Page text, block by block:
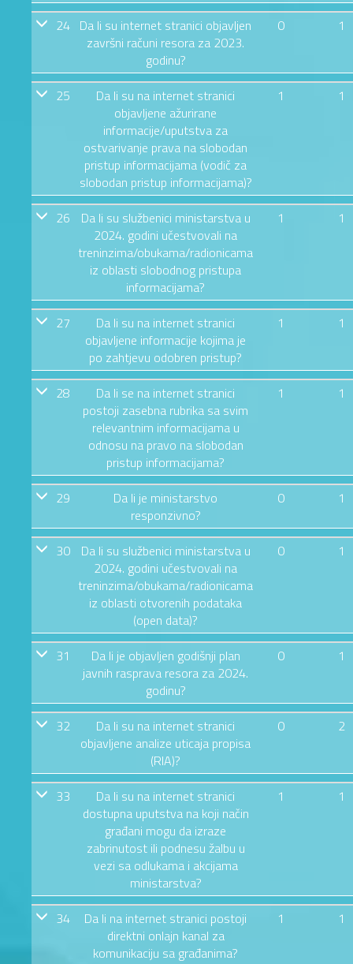
24 Da li su internet stranici objavljen
završni računi resora za 2023.
godinu?
0 1
25
Da li su na internet stranici
objavljene ažurirane
informacije/uputstva za
ostvarivanje prava na slobodan
pristup informacijama (vodič za
slobodan pristup informacijama)?
1 1
26
Da li su službenici ministarstva u
2024. godini učestvovali na
treninzima/obukama/radionicama
iz oblasti slobodnog pristupa
informacijama?
1 1
27
Da li su na internet stranici
objavljene informacije kojima je
po zahtjevu odobren pristup?
1 1
28
Da li se na internet stranici
postoji zasebna rubrika sa svim
relevantnim informacijama u
odnosu na pravo na slobodan
pristup informacijama?
1 1
29
Da li je ministarstvo
responzivno?
0 1
30
Da li su službenici ministarstva u
2024. godini učestvovali na
treninzima/obukama/radionicama
iz oblasti otvorenih podataka
(open data)?
0 1
31
Da li je objavljen godišnji plan
javnih rasprava resora za 2024.
godinu?
0 1
32
Da li su na internet stranici
objavljene analize uticaja propisa
(RIA)?
0 2
33
Da li su na internet stranici
dostupna uputstva na koji način
građani mogu da izraze
zabrinutost ili podnesu žalbu u
vezi sa odlukama i akcijama
ministarstva?
1 1
34
Da li na internet stranici postoji
direktni onlajn kanal za
komunikaciju sa građanima?
1 1